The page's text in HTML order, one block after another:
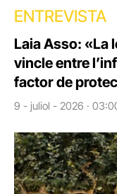
ENTREVISTA
Laia Asso: «La
vincle entre
factor de
9 - juliol - 2026 ·